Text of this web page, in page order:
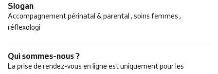
Slogan
Accompagnement périnatal & parental , soins femmes ,
réflexologi
Qui sommes-nous ?
La prise de rendez-vous en ligne est uniquement pour les